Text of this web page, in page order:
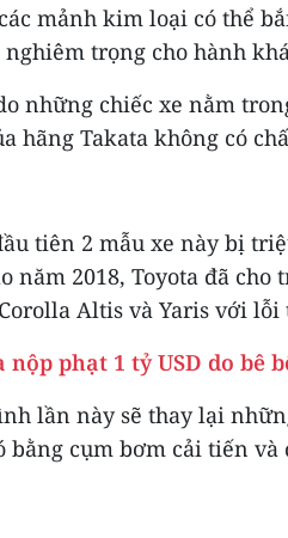
mảnh kim loại có thể
trọng cho hành
những chiếc xe nằm
hãng Takata không có
tiên 2 mẫu xe này bị
năm 2018, Toyota đã cho
Altis và Yaris với
phạt 1 tỷ USD do bê
lần này sẽ thay lại
cụm bơm cải tiến và